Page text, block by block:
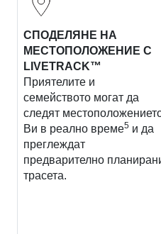
СПОДЕЛЯНЕ НА
МЕСТОПОЛОЖЕНИЕ С
LIVETRACK™
Приятелите и
семейството могат да
следят
Ви в реално време5 и да
преглеждат
предварително
трасета.